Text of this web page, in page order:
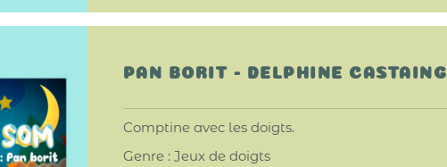
PAN BORIT - DELPHINE CASTAING
Comptine avec les doigts.
Genre : Jeux de doigts